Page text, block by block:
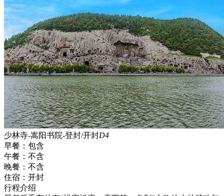
少林寺-嵩阳书院-登封/开封D4
早餐： 包含
午餐： 不含
晚餐： 不含
住宿： 开封
行程介绍